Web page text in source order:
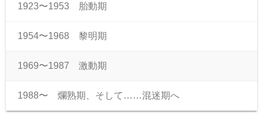
1923〜1953 胎動期
1954〜1968 黎明期
1969〜1987 激動期
1988〜 爛熟期、そして……混迷期へ